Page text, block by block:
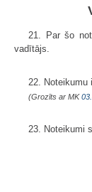
21. Par šo
vadītājs.
22. Noteikumu
(Grozīts ar MK
23. Noteikumi